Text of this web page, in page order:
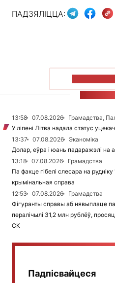
ПАДЗЯЛІЦЦА:
13:58 07.08.2026
Грамадства,
У ліпені Літва надала статус
13:37
07.08.2026
Эканоміка
Долар, еўра і юань падаражэлі на
13:18
07.08.2026
Грамадства
Па факце гібелі слесара на
крымінальная справа
12:53
07.08.2026
Грамадства
Фігуранты справы аб нявыплаце
пералічылі 31,2 млн рублёў,
СК
Падпісвайцеся